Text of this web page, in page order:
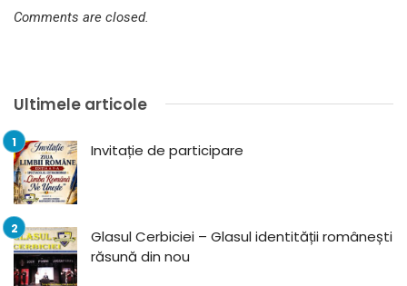
Comments are closed.
Ultimele articole
Invitație de participare
Glasul Cerbiciei – Glasul identității românești
răsună din nou